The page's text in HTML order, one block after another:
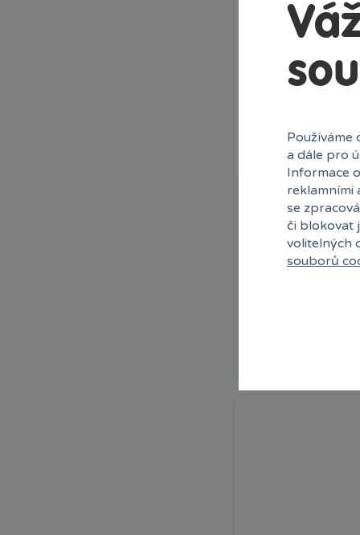
Gelová pera v
Gelová pera v
a dále pro
Informace
reklamními
se
či blokovat
volitelných
souborů